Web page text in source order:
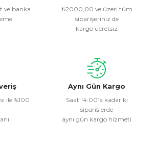
bozuk veya görüntülenemiyor.
daha pahalı.
farklı alternatifler olmalı.
ve banka
₺2000,00 ve üzeri tüm
siparişeriniz de
kargo ücretsiz
ile %100
Aynı Gün Kargo
Saat 14:00’a kadar ki
siparişlerde
aynı gün kargo hizmeti